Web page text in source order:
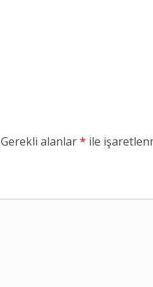
Gerekli alanlar* ile